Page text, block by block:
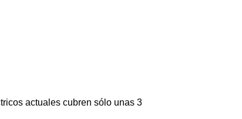
actuales cubren sólo unas 3